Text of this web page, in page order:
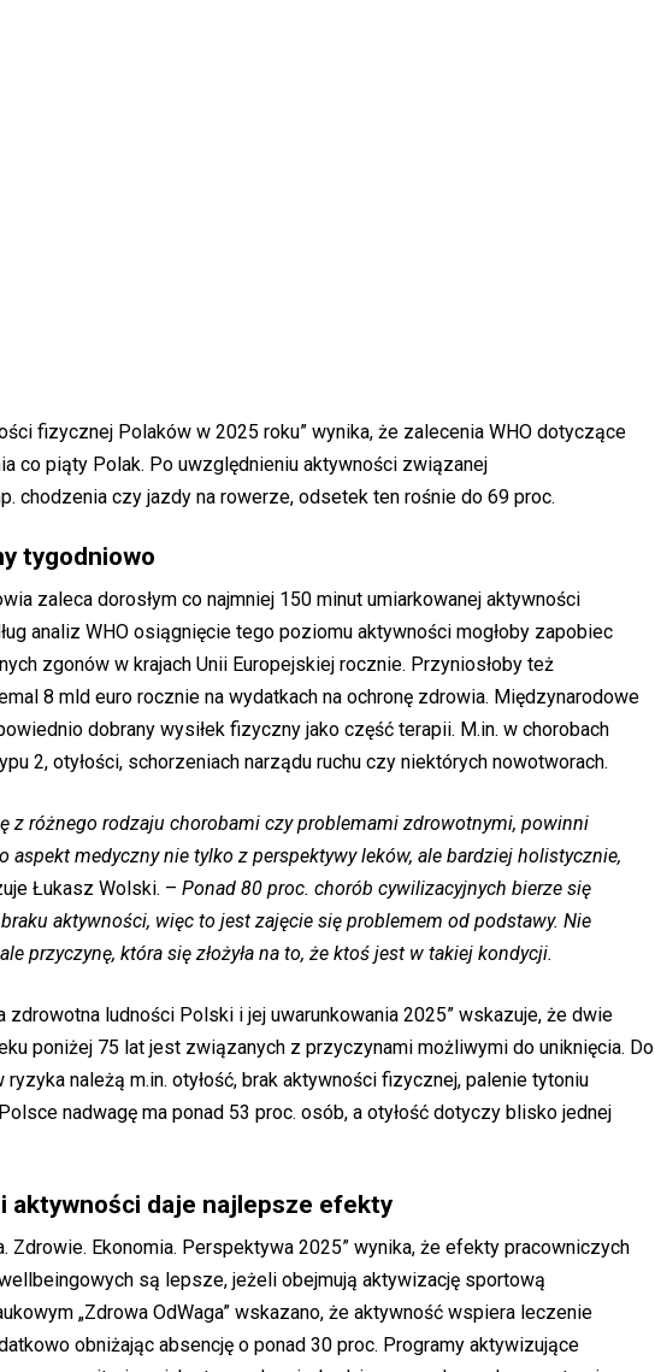
fizycznej Polaków w 2025 roku” wynika, że zalecenia WHO dotyczące
co piąty Polak. Po uwzględnieniu aktywności związanej
chodzenia czy jazdy na rowerze, odsetek ten rośnie do 69 proc.
tygodniowo
zaleca dorosłym co najmniej 150 minut umiarkowanej aktywności
analiz WHO osiągnięcie tego poziomu aktywności mogłoby zapobiec
zgonów w krajach Unii Europejskiej rocznie. Przyniosłoby też
8 mld euro rocznie na wydatkach na ochronę zdrowia. Międzynarodowe
dobrany wysiłek fizyczny jako część terapii. M.in. w chorobach
2, otyłości, schorzeniach narządu ruchu czy niektórych nowotworach.
z różnego rodzaju chorobami czy problemami zdrowotnymi, powinni
aspekt medyczny nie tylko z perspektywy leków, ale bardziej holistycznie,
Łukasz Wolski. – Ponad 80 proc. chorób cywilizacyjnych bierze się
aktywności, więc to jest zajęcie się problemem od podstawy. Nie
przyczynę, która się złożyła na to, że ktoś jest w takiej kondycji.
zdrowotna ludności Polski i jej uwarunkowania 2025” wskazuje, że dwie
poniżej 75 lat jest związanych z przyczynami możliwymi do uniknięcia. Do
należą m.in. otyłość, brak aktywności fizycznej, palenie tytoniu
nadwagę ma ponad 53 proc. osób, a otyłość dotyczy blisko jednej
aktywności daje najlepsze efekty
Zdrowie. Ekonomia. Perspektywa 2025” wynika, że efekty pracowniczych
są lepsze, jeżeli obejmują aktywizację sportową
„Zdrowa OdWaga” wskazano, że aktywność wspiera leczenie
obniżając absencję o ponad 30 proc. Programy aktywizujące